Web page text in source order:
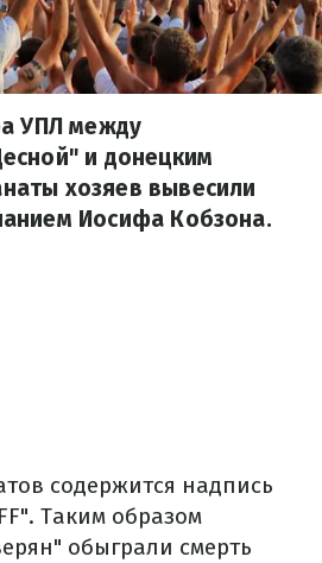
УПЛ между
и донецким
хозяев вывесили
Иосифа Кобзона.
содержится надпись
Таким образом
обыграли смерть